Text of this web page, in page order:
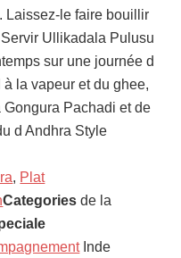
Laissez-le faire bouillir
Ullikadala Pulusu
sur une journée d
la vapeur et du ghee,
Pachadi et de
d Andhra Style
, Plat
Categories de la
Inde